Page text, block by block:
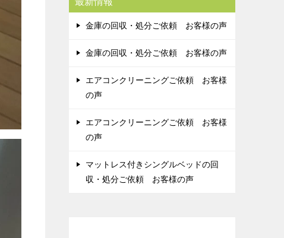
金庫の回収・処分ご依頼 お客様の声
金庫の回収・処分ご依頼 お客様の声
エアコンクリーニングご依頼 お客様
の声
エアコンクリーニングご依頼 お客様
の声
マットレス付きシングルベッドの回
収・処分ご依頼 お客様の声